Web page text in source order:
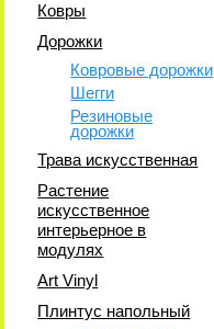
Ковры
Дорожки
Ковровые дорожки
Шегги
Резиновые
дорожки
Трава искусственная
Растение
искусственное
интерьерное в
модулях
Art Vinyl
Плинтус напольный